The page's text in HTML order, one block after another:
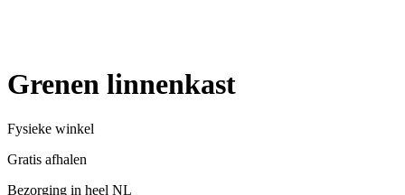
Grenen linnenkast
Fysieke winkel
Gratis afhalen
Bezorging in heel NL